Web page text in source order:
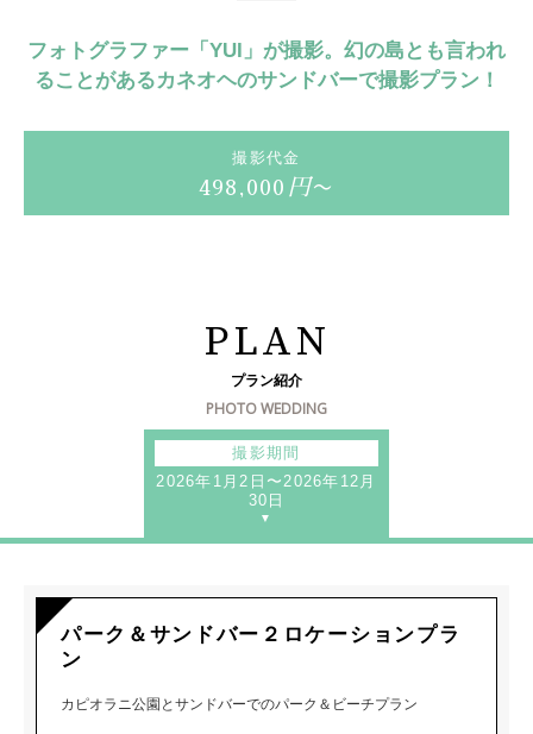
フォトグラファー「YUI」が撮影。幻の島とも言われ
ることがあるカネオヘのサンドバーで撮影プラン！
撮影代金
498,000 円〜
PLAN
プラン紹介
PHOTO WEDDING
撮影期間
2026年1月2日〜2026年12月
30日
パーク＆サンドバー２ロケーションプラ
ン
カピオラニ公園とサンドバーでのパーク＆ビーチプラン